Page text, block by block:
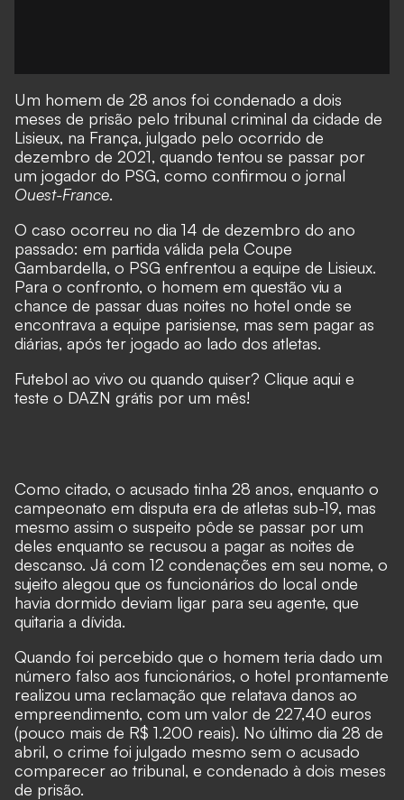
Um homem de 28 anos foi condenado a dois
meses de prisão pelo tribunal criminal da cidade de
Lisieux, na França, julgado pelo ocorrido de
dezembro de 2021, quando tentou se passar por
um jogador do PSG, como confirmou o jornal
Ouest-France.
O caso ocorreu no dia 14 de dezembro do ano
passado: em partida válida pela Coupe
Gambardella, o PSG enfrentou a equipe de Lisieux.
Para o confronto, o homem em questão viu a
chance de passar duas noites no hotel onde se
encontrava a equipe parisiense, mas sem pagar as
diárias, após ter jogado ao lado dos atletas.
Futebol ao vivo ou quando quiser? Clique aqui e
teste o DAZN grátis por um mês!
Como citado, o acusado tinha 28 anos, enquanto o
campeonato em disputa era de atletas sub-19, mas
mesmo assim o suspeito pôde se passar por um
deles enquanto se recusou a pagar as noites de
descanso. Já com 12 condenações em seu nome, o
sujeito alegou que os funcionários do local onde
havia dormido deviam ligar para seu agente, que
quitaria a dívida.
Quando foi percebido que o homem teria dado um
número falso aos funcionários, o hotel prontamente
realizou uma reclamação que relatava danos ao
empreendimento, com um valor de 227,40 euros
(pouco mais de R$ 1.200 reais). No último dia 28 de
abril, o crime foi julgado mesmo sem o acusado
comparecer ao tribunal, e condenado à dois meses
de prisão.